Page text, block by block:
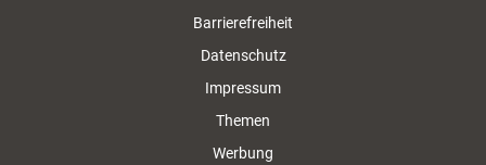
Barrierefreiheit
Datenschutz
Impressum
Themen
Werbung